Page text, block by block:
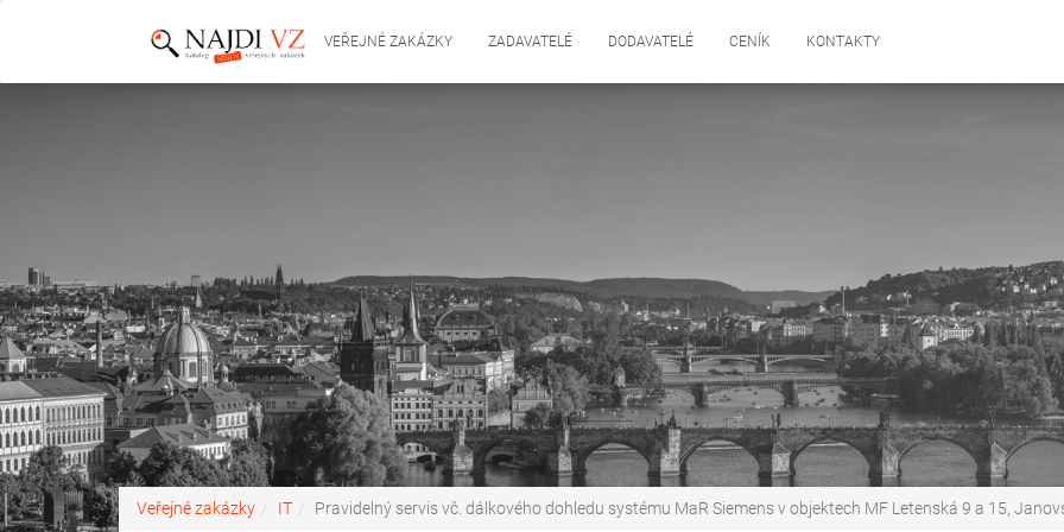
VEŘEJNÉ ZAKÁZKY ZADAVATELÉ DODAVATELÉ CENÍK KONTAKTY
Veřejné zakázky IT Pravidelný servis vč. dálkového dohledu systému MaR Siemens v objektech MF Letenská 9 a 15,